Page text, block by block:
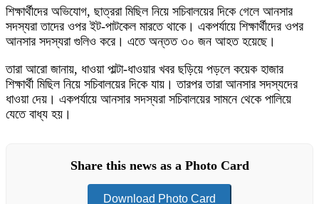
শিক্ষার্থীদের অভিযোগ, ছাত্ররা মিছিল নিয়ে সচিবালয়ের দিকে গেলে আনসার
সদস্যরা তাদের ওপর ইট-পাটকেল মারতে থাকে। একপর্যায়ে শিক্ষার্থীদের ওপর
আনসার সদস্যরা গুলিও করে। এতে অন্তত ৩০ জন আহত হয়েছে।
তারা আরো জানায়, ধাওয়া পাল্টা-ধাওয়ার খবর ছড়িয়ে পড়লে কয়েক হাজার
শিক্ষার্থী মিছিল নিয়ে সচিবালয়ের দিকে যায়। তারপর তারা আনসার সদস্যদের
ধাওয়া দেয়। একপর্যায়ে আনসার সদস্যরা সচিবালয়ের সামনে থেকে পালিয়ে
যেতে বাধ্য হয়।
Share this news as a Photo Card
Download Photo Card